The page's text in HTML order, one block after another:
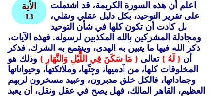
الأية
13
اعلم أن هذه السورة الكريمة، قد اشتملت
على تقرير التوحيد، بكل دليل عقلي ونقلي،
بل كادت أن تكون كلها في شأن التوحيد
ومجادلة المشركين بالله المكذبين لرسوله. فهذه الآيات،
ذكر الله فيها ما يتبين به الهدى، وينقمع به الشرك. فذكر
أن { لَهُ } تعالى { مَا سَكَنَ فِي اللَّيْلِ وَالنَّهَارِ } وذلك هو
المخلوقات كلها، من آدميها، وجِنِّها، وملائكتها، وحيواناتها
وجماداتها، فالكل خلق مدبرون، وعبيد مسخرون لربهم
العظيم، القاهر المالك، فهل يصح في عقل ونقل، أن يعبد